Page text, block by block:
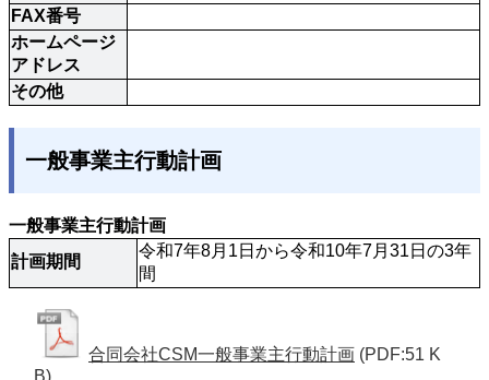
FAX番号
ホームページ
アドレス
その他
一般事業主行動計画
一般事業主行動計画
計画期間
令和7年8月1日から令和10年7月31日の3年
間
合同会社CSM一般事業主行動計画 (PDF:51 K
B)